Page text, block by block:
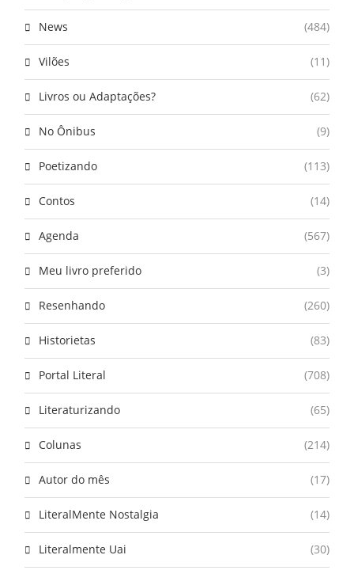
News (484)
Vilões (11)
Livros ou Adaptações? (62)
No Ônibus (9)
Poetizando (113)
Contos (14)
Agenda (567)
Meu livro preferido (3)
Resenhando (260)
Historietas (83)
Portal Literal (708)
Literaturizando (65)
Colunas (214)
Autor do mês (17)
LiteralMente Nostalgia (14)
Literalmente Uai (30)